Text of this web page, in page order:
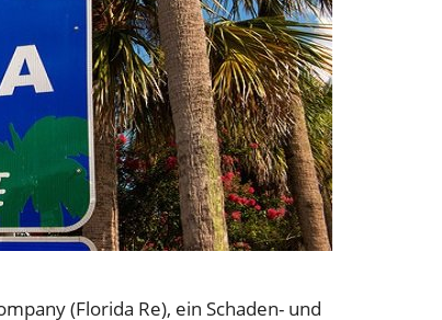
(Florida Re), ein Schaden- und